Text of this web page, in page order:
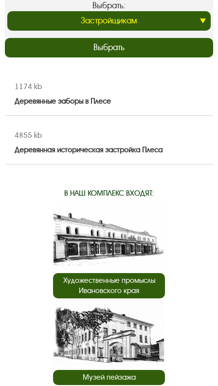
Выбрать:
Выбрать
1174 kb
Деревянные заборы в Плесе
4855 kb
Деревянная историческая застройка Плеса
В НАШ КОМПЛЕКС ВХОДЯТ:
Художественные промыслы
Ивановского края
Музей пейзажа